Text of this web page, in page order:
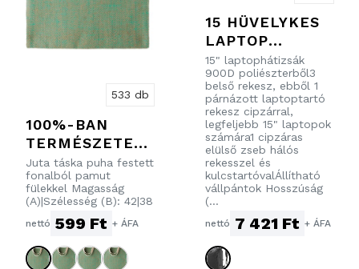
533 db
100%-BAN
TERMÉSZETES
FONALFESTETT
JUTA TÁSKA
Juta táska puha festett
fonalból pamut
fülekkel Magasság
(A)|Szélesség (B): 42|38
nettó 599 Ft + ÁFA
15 HÜVELYKES
LAPTOP
HÁTIZSÁK
15" laptophátizsák
900D poliészterből3
belső rekesz, ebből 1
párnázott laptoptartó
rekesz cipzárral,
legfeljebb 15" laptopok
számára1 cipzáras
elülső zseb hálós
rekesszel és
kulcstartóvalÁllítható
vállpántok Hosszúság
(...
nettó 7 421 Ft + ÁFA